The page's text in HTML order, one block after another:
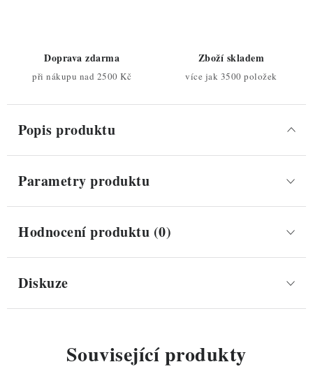
Doprava zdarma
při nákupu nad 2500 Kč
Zboží skladem
více jak 3500 položek
Popis produktu
Parametry produktu
Hodnocení produktu (0)
Diskuze
Související produkty